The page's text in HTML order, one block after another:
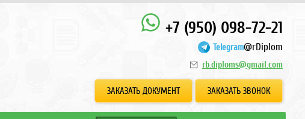
+7 (950) 098-72-21
Telegram@rDiplom
rb.diploms@gmail.com
ЗАКАЗАТЬ ДОКУМЕНТ ЗАКАЗАТЬ ЗВОНОК